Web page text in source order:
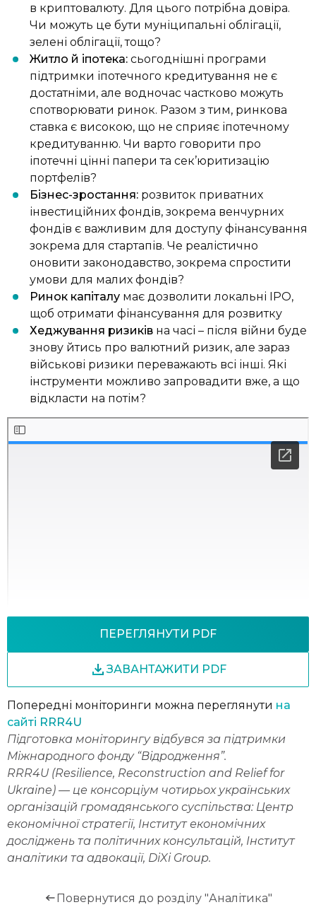
в криптовалюту. Для цього потрібна довіра.
Чи можуть це бути муніципальні облігації,
зелені облігації, тощо?
Житло й іпотека: сьогоднішні програми
підтримки іпотечного кредитування не є
достатніми, але водночас частково можуть
спотворювати ринок. Разом з тим, ринкова
ставка є високою, що не сприяє іпотечному
кредитуванню. Чи варто говорити про
іпотечні цінні папери та сек’юритизацію
портфелів?
Бізнес-зростання: розвиток приватних
інвестиційних фондів, зокрема венчурних
фондів є важливим для доступу фінансування
зокрема для стартапів. Че реалістично
оновити законодавство, зокрема спростити
умови для малих фондів?
Ринок капіталу має дозволити локальні IPO,
щоб отримати фінансування для розвитку
Хеджування ризиків на часі – після війни буде
знову йтись про валютний ризик, але зараз
військові ризики переважають всі інші. Які
інструменти можливо запровадити вже, а що
відкласти на потім?
ПЕРЕГЛЯНУТИ PDF
ЗАВАНТАЖИТИ PDF
Попередні моніторинги можна переглянути на
сайті RRR4U
Підготовка моніторингу відбувся за підтримки
Міжнародного фонду “Відродження”.
RRR4U (Resilience, Reconstruction and Relief for
Ukraine) — це консорціум чотирьох українських
організацій громадянського суспільства: Центр
економічної стратегії, Інститут економічних
досліджень та політичних консультацій, Інститут
аналітики та адвокації, DiXi Group.
Повернутися до розділу "Аналітика"